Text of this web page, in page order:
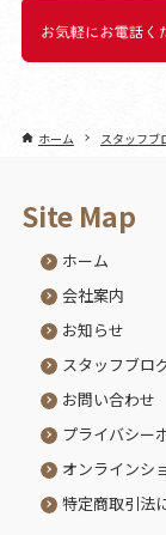
ホーム スタッフブ
Site Map
ホーム
会社案内
お知らせ
スタッフブロ
お問い合わせ
プライバシー
オンラインシ
特定商取引法